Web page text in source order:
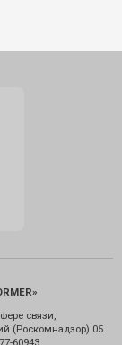
связи,
(Роскомнадзор) 05